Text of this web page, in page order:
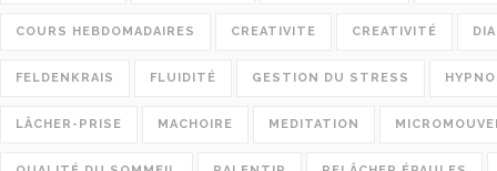
COURS HEBDOMADAIRES CREATIVITE CREATIVITÉ
FELDENKRAIS FLUIDITÉ GESTION DU STRESS
LÂCHER-PRISE MACHOIRE MEDITATION